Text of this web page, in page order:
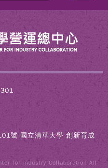
號 國立清華大學 創新育成
for Industry Collaboration All